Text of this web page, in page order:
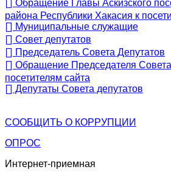
Обращение Главы Аскизского
района Республики Хакасия к
Муниципальные служащие
Совет депутатов
Председатель Совета Депутатов
Обращение Председателя
посетителям сайта
Депутаты Совета депутатов
СООБЩИТЬ О КОРРУПЦИИ
ОПРОС
Интернет-приемная